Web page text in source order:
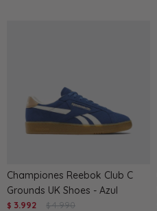
Championes Reebok Club C
Grounds UK Shoes - Azul
$ 3.992 $ 4.990